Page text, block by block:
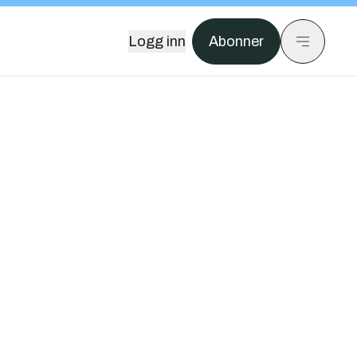
Logg inn Abonner